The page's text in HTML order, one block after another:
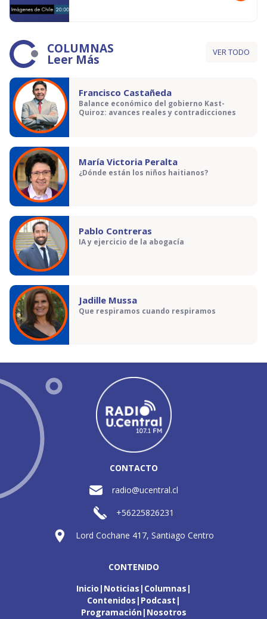
COLUMNAS
Leer Más VER TODO
Francisco Castañeda
Balance económico del gobierno Kast-
Quiroz: avances reales y contradicciones
María Victoria Peralta
¿Dónde están los niños haitianos?
Pablo Contreras
IA y ejercicio de la abogacía
Jadille Mussa
Que respiramos cuando respiramos
CONTACTO
radio@ucentral.cl
+56225826231
Lord Cochane 417, Santiago Centro
CONTENIDO
Inicio Noticias Columnas
Contenidos Podcast
Programación Nosotros